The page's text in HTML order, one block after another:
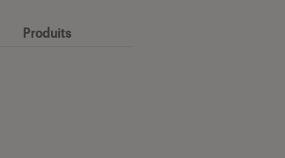
Produits